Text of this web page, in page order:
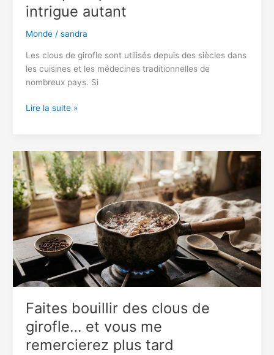
intrigue autant
Monde/ sandra
Les clous de girofle sont utilisés depuis des siècles dans
les cuisines et les médecines traditionnelles de
nombreux pays. Si
Mettez
girofle
dans
votre
bouche
chaque
matin
voici
pourquoi
cette
intrigue
autant
Lire la suite »
Faites bouillir des clous de
girofle… et vous me
remercierez plus tard